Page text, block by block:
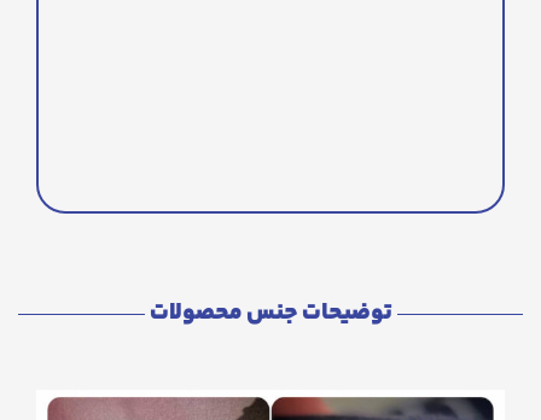
توضیحات جنس محصولات